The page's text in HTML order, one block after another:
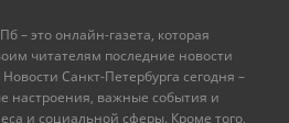
– это онлайн-газета, которая
читателям последние новости
Санкт-Петербурга сегодня –
настроения, важные события и
и социальной сферы. Кроме того,